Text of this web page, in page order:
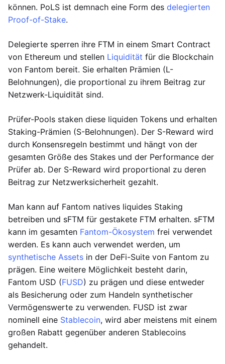
können. PoLS ist demnach eine Form des delegierten
Proof-of-Stake.
Delegierte sperren ihre FTM in einem Smart Contract
von Ethereum und stellen Liquidität für die Blockchain
von Fantom bereit. Sie erhalten Prämien (L-
Belohnungen), die proportional zu ihrem Beitrag zur
Netzwerk-Liquidität sind.
Prüfer-Pools staken diese liquiden Tokens und erhalten
Staking-Prämien (S-Belohnungen). Der S-Reward wird
durch Konsensregeln bestimmt und hängt von der
gesamten Größe des Stakes und der Performance der
Prüfer ab. Der S-Reward wird proportional zu deren
Beitrag zur Netzwerksicherheit gezahlt.
Man kann auf Fantom natives liquides Staking
betreiben und sFTM für gestakete FTM erhalten. sFTM
kann im gesamten Fantom-Ökosystem frei verwendet
werden. Es kann auch verwendet werden, um
synthetische Assets in der DeFi-Suite von Fantom zu
prägen. Eine weitere Möglichkeit besteht darin,
Fantom USD (FUSD) zu prägen und diese entweder
als Besicherung oder zum Handeln synthetischer
Vermögenswerte zu verwenden. FUSD ist zwar
nominell eine Stablecoin, wird aber meistens mit einem
großen Rabatt gegenüber anderen Stablecoins
gehandelt.